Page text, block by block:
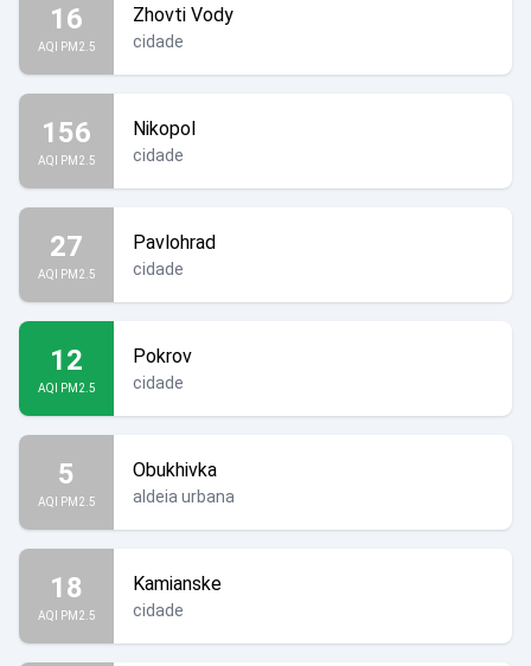
16
AQI PM2.5
Zhovti Vody
cidade
156
AQI PM2.5
Nikopol
cidade
27
AQI PM2.5
Pavlohrad
cidade
12
AQI PM2.5
Pokrov
cidade
5
AQI PM2.5
Obukhivka
aldeia urbana
18
AQI PM2.5
Kamianske
cidade